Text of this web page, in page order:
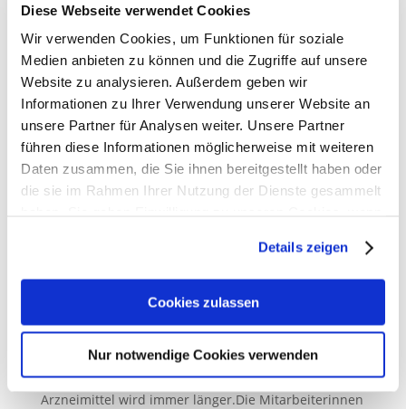
Diese Webseite verwendet Cookies
Wir verwenden Cookies, um Funktionen für soziale
Medien anbieten zu können und die Zugriffe auf unsere
Website zu analysieren. Außerdem geben wir
Informationen zu Ihrer Verwendung unserer Website an
unsere Partner für Analysen weiter. Unsere Partner
führen diese Informationen möglicherweise mit weiteren
Daten zusammen, die Sie ihnen bereitgestellt haben oder
die sie im Rahmen Ihrer Nutzung der Dienste gesammelt
Erfahren Sie in unsererDatenschutzerklärungmehr
darüber, wer wir sind, wie Sie uns kontaktieren können
und wie wir personenbezogene Daten verarbeiten.
Sie können Ihre Einwilligung jederzeit von derCookie-
Details zeigen
Cookies zulassen
Nur notwendige Cookies verwenden
Lieferengpässe bei Medikamenten nehmen
19. Dezember 2022
bei Medikamenten nehmen immerbedrohlichere
Züge an. Fiebersäfte, Schmerzmittel, Antibiotika,die
Liste der nicht oder nur schwer verfügbaren
Arzneimittel wird immer länger.Die Mitarbeiterinnen